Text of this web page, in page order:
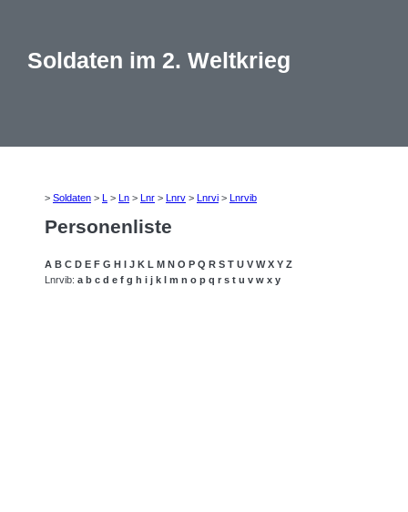
Soldaten im 2. Weltkrieg
> Soldaten > L > Ln > Lnr > Lnrv > Lnrvi > Lnrvib
Personenliste
A B C D E F G H I J K L M N O P Q R S T U V W X Y Z
Lnrvib: a b c d e f g h i j k l m n o p q r s t u v w x y